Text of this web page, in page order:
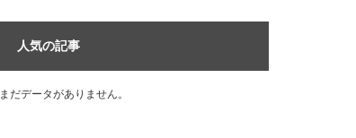
人気の記事
まだデータがありません。